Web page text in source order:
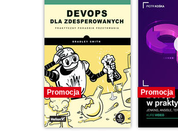
Promocja Promocja